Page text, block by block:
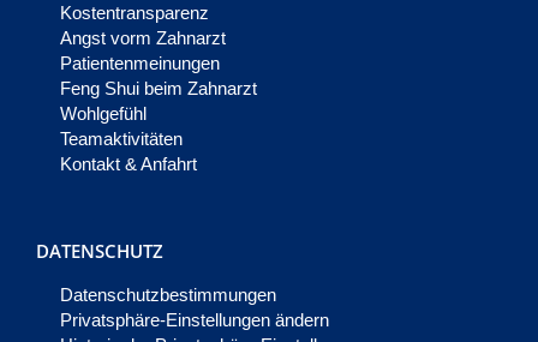
Kostentransparenz
Angst vorm Zahnarzt
Patientenmeinungen
Feng Shui beim Zahnarzt
Wohlgefühl
Teamaktivitäten
Kontakt & Anfahrt
DATENSCHUTZ
Datenschutzbestimmungen
Privatsphäre-Einstellungen ändern